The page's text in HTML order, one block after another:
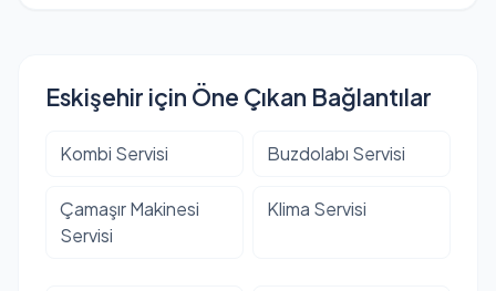
Eskişehir için Öne Çıkan Bağlantılar
Kombi Servisi Buzdolabı Servisi
Çamaşır Makinesi
Servisi
Klima Servisi